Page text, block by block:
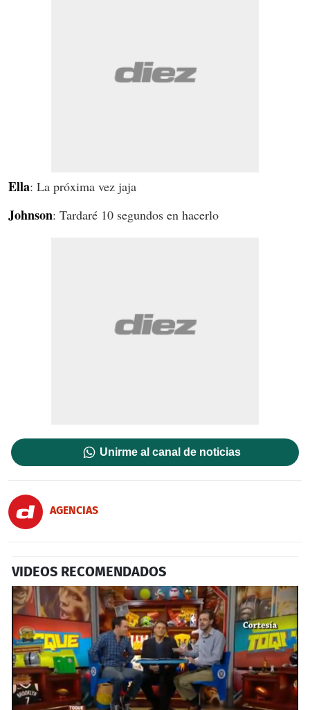
Ella: La próxima vez jaja
Johnson: Tardaré 10 segundos en hacerlo
Unirme al canal de noticias
AGENCIAS
VIDEOS RECOMENDADOS